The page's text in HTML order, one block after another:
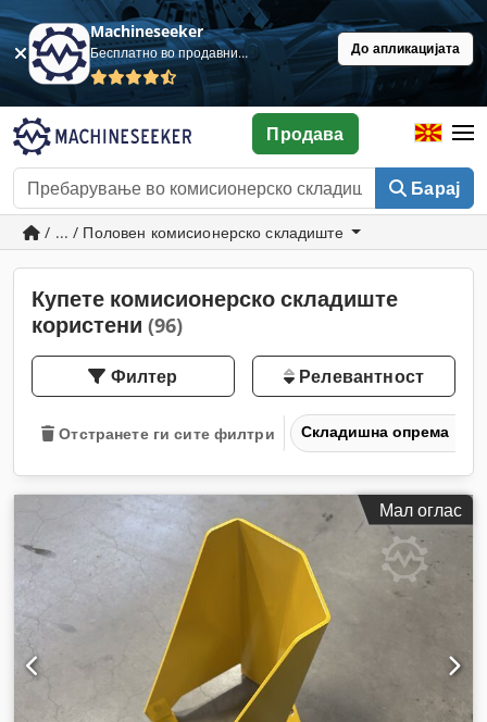
Machineseeker
Бесплатно во продавница До апликацијата
Барај
Продава
/ ... / Половен комисионерско складиште
Купете комисионерско складиште
користени (96)
Филтер Релевантност
Отстранете ги сите филтри Складишна опрема
Мал оглас